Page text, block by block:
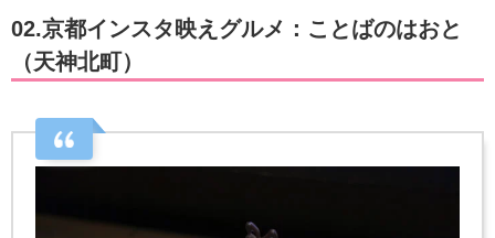
02.京都インスタ映えグルメ：ことばのはおと
（天神北町）